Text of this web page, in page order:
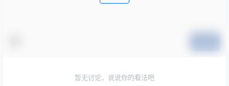
暂无讨论，说说你的看法吧